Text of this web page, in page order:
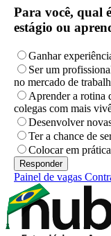
Para você, qual
estágio ou
Ganhar
Ser um
no mercado de
Aprender a rotina
colegas com mais
Desenvolver
Ter a chance de
Colocar em
Painel de vagas